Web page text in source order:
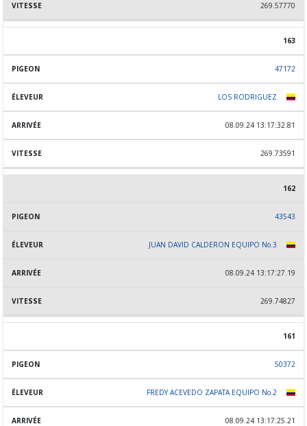
269.57770
163
47172
LOS RODRIGUEZ
08.09.24 13:17:32.81
269.73591
162
43543
JUAN DAVID CALDERON EQUIPO No.3
08.09.24 13:17:27.19
269.74827
161
50372
FREDY ACEVEDO ZAPATA EQUIPO No.2
08.09.24 13:17:25.21